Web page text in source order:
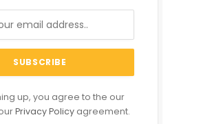
up, you agree to the our
Privacy Policy agreement.